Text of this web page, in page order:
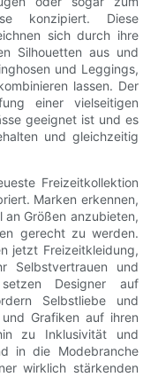
konzipiert. Diese
sich durch ihre
Silhouetten aus und
und Leggings,
lassen. Der
einer vielseitigen
geeignet ist und es
und gleichzeitig
Freizeitkollektion
Marken erkennen,
Größen anzubieten,
gerecht zu werden.
jetzt Freizeitkleidung,
und
Designer auf
Selbstliebe und
Grafiken auf ihren
zu Inklusivität und
in die Modebranche
wirklich stärkenden